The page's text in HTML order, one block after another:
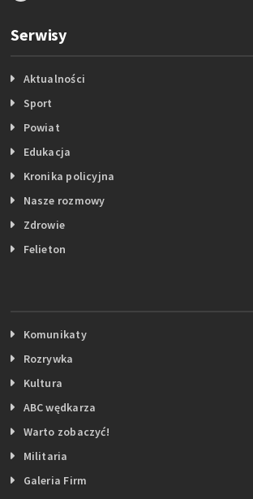
Serwisy
Aktualności
Sport
Powiat
Edukacja
Kronika policyjna
Nasze rozmowy
Zdrowie
Felieton
Komunikaty
Rozrywka
Kultura
ABC wędkarza
Warto zobaczyć!
Militaria
Galeria Firm